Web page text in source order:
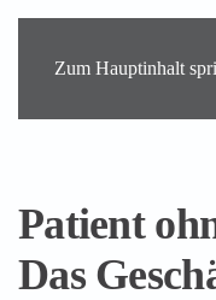
Zum Hauptinhalt
Patient
Das